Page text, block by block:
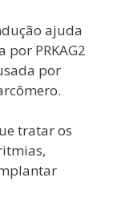
ajuda
PRKAG2
por
tratar os